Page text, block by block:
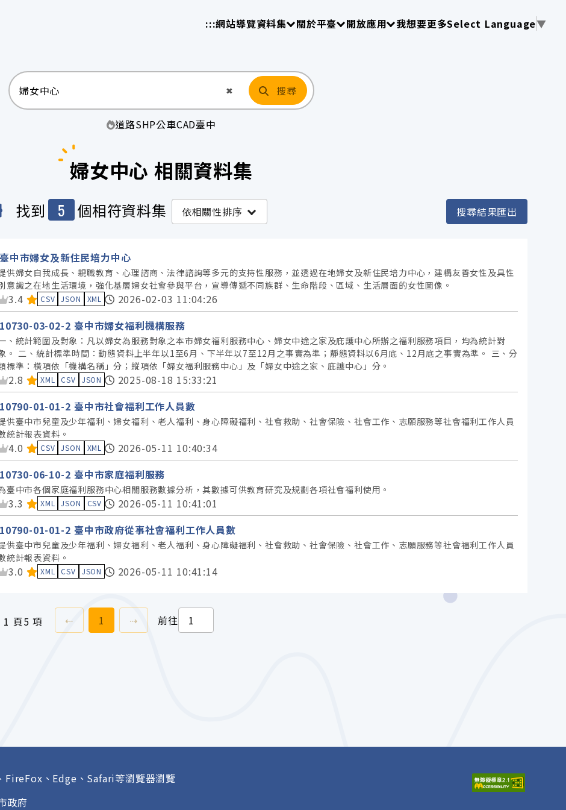
平臺 :::網站導覽資料集請使用 TAB 操作選單
關於平臺請使用 TAB 操作選單
開放應用請使用 TAB 操作選單
我想要更多Select Language▼
✖ 清空輸入 搜尋
道路SHP公車CAD臺中
婦女中心 相關資料集
找到 5 個相符資料集 依相關性排序 搜尋結果匯出
臺中市婦女及新住民培力中心
供婦女自我成長、親職教育、心理諮商、法律諮詢等多元的支持性服務，並透過在地婦女及新住民培力中心，建構友善女性及具性
意識之在地生活環境，強化基層婦女社會參與平台，宣導傳遞不同族群、生命階段、區域、生活層面的女性圖像。
資料集評分：
3.4 CSV JSON XML
2026-02-03 11:04:26
10730-03-02-2 臺中市婦女福利機構服務
、統計範圍及對象：凡以婦女為服務對象之本市婦女福利服務中心、婦女中途之家及庇護中心所辦之福利服務項目，均為統計對
。 二、統計標準時間：動態資料上半年以1至6月、下半年以7至12月之事實為準；靜態資料以6月底、12月底之事實為準。 三、分
標準：橫項依「機構名稱」分；縱項依「婦女福利服務中心」及「婦女中途之家、庇護中心」分。
資料集評分：
2.8 XML CSV JSON
2025-08-18 15:33:21
10790-01-01-2 臺中市社會福利工作人員數
供臺中市兒童及少年福利、婦女福利、老人福利、身心障礙福利、社會救助、社會保險、社會工作、志願服務等社會福利工作人員
統計報表資料。
資料集評分：
4.0 CSV JSON XML
2026-05-11 10:40:34
10730-06-10-2 臺中市家庭福利服務
臺中市各個家庭福利服務中心相關服務數據分析，其數據可供教育研究及規劃各項社會福利使用。
資料集評分：
3.3 XML JSON CSV
2026-05-11 10:41:01
10790-01-01-2 臺中市政府從事社會福利工作人員數
供臺中市兒童及少年福利、婦女福利、老人福利、身心障礙福利、社會救助、社會保險、社會工作、志願服務等社會福利工作人員
統計報表資料。
資料集評分：
3.0 XML CSV JSON 2026-05-11 10:41:14
1 頁5 項 ⇠上一頁前往
1 ⇢ 下一頁前往
FireFox、Edge、Safari等瀏覽器瀏覽
政府